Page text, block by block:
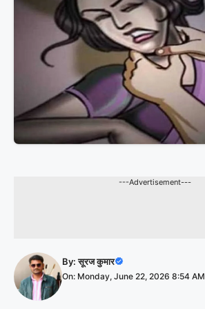
---Advertisement---
By:सूरज कुमार
On: Monday, June 22, 2026 8:54 AM